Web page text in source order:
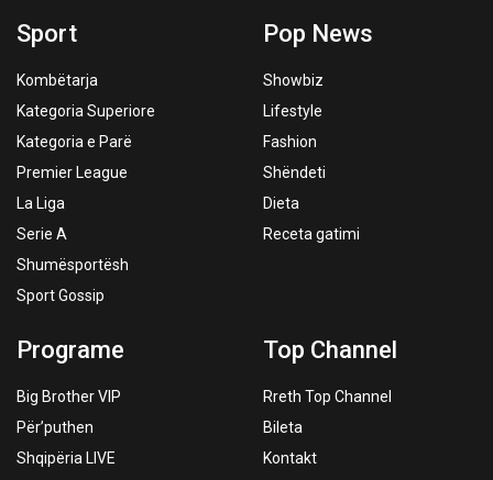
Sport
Kombëtarja
Kategoria Superiore
Kategoria e Parë
Premier League
La Liga
Serie A
Shumësportësh
Sport Gossip
Pop News
Showbiz
Lifestyle
Fashion
Shëndeti
Dieta
Receta gatimi
Programe
Big Brother VIP
Për’puthen
Shqipëria LIVE
Top Channel
Rreth Top Channel
Bileta
Kontakt